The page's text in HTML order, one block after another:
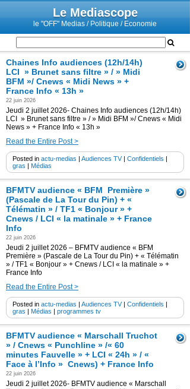
Le Mediascope
le "OFF" Medias / Politique / Economie
Chaines Info audiences (12h/14h)
LCI » Brunet sans filtre » / » Midi
BFM »/ Cnews « Midi News » +
France Info « 13h »
22 juin 2026
Jeudi 2 juillet 2026- Chaines Info audiences (12h/14h)
LCI » Brunet sans filtre » / » Midi BFM »/ Cnews « Midi
News » + France Info « 13h »
Read the Entire Post >
Posted in actu-medias | Audiences TV| Confidentiels |
gras | Médias
BFMTV audience « BFM Première »
(Pascale de La Tour du Pin) + «
Télématin » / TF1 « Bonjour » +
Cnews / LCI « la matinale » + France
Info
22 juin 2026
Jeudi 2 juillet 2026 – BFMTV audience « BFM
Première » (Pascale de La Tour du Pin) + « Télématin
» / TF1 « Bonjour » + Cnews / LCI « la matinale » +
France Info
Read the Entire Post >
Posted in actu-medias | Audiences TV| Confidentiels |
gras | Médias | programmes tv
BFMTV audience « Marschall Truchot
» / Cnews « Punchline » /« 60
minutes Fauvelle » + LCI « 24h » / «
Face à l’Info » Cnews) + France Info
22 juin 2026
Jeudi 2 juillet 2026- BFMTV audience « Marschall